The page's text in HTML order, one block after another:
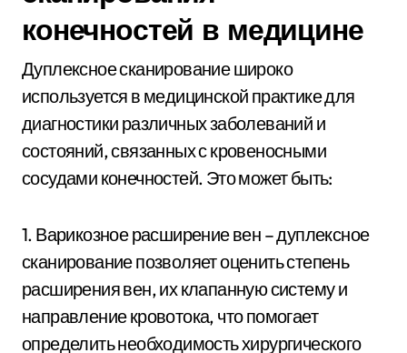
конечностей в медицине
Дуплексное сканирование широко
используется в медицинской практике для
диагностики различных заболеваний и
состояний, связанных с кровеносными
сосудами конечностей. Это может быть:
1. Варикозное расширение вен – дуплексное
сканирование позволяет оценить степень
расширения вен, их клапанную систему и
направление кровотока, что помогает
определить необходимость хирургического